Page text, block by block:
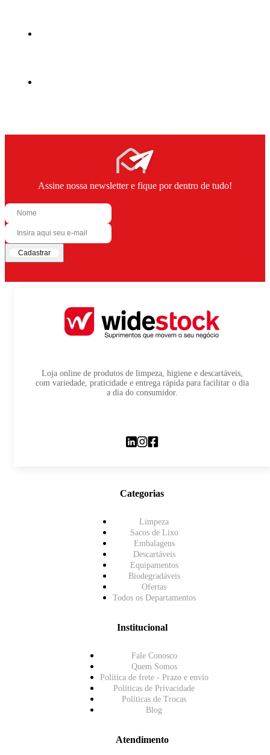
Assine nossa newsletter e fique por dentro de tudo!
Cadastrar
Loja online de produtos de limpeza, higiene e descartáveis,
com variedade, praticidade e entrega rápida para facilitar o dia
a dia do consumidor.
Categorias
Limpeza
Sacos de Lixo
Embalagens
Descartáveis
Equipamentos
Biodegradáveis
Ofertas
Todos os Departamentos
Institucional
Fale Conosco
Quem Somos
Política de frete - Prazo e envio
Políticas de Privacidade
Políticas de Trocas
Blog
Atendimento